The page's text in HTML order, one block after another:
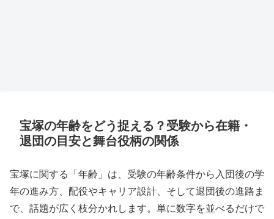
宝塚の年齢をどう捉える？受験から在籍・
退団の目安と舞台役柄の関係
宝塚に関する「年齢」は、受験の年齢条件から入団後の学
年の進み方、配役やキャリア設計、そして退団後の進路ま
で、話題が広く枝分かれします。単に数字を並べるだけで